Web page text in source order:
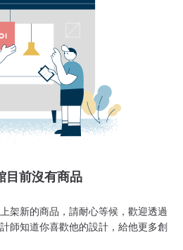
目前沒有商品
架新的商品，請耐心等候，歡迎透過
師知道你喜歡他的設計，給他更多創